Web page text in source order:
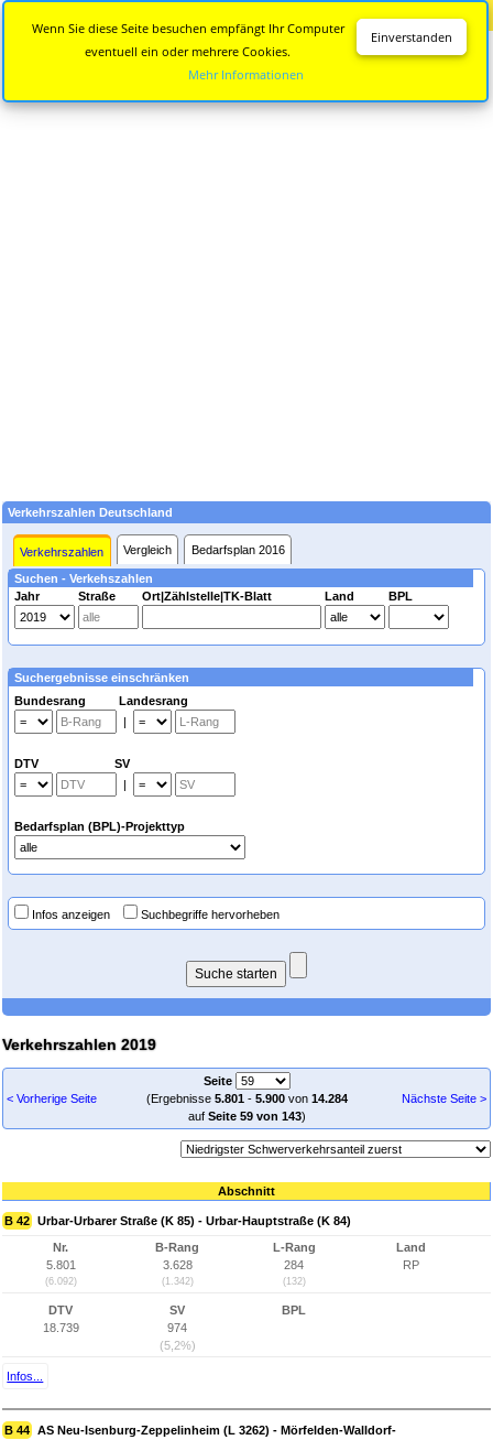
Verkehrszahlen Deutschland
Verkehrszahlen Vergleich Bedarfsplan 2016
Suchen - Verkehszahlen
Jahr
Straße Ort|Zählstelle|TK-Blatt Land BPL
Suchergebnisse einschränken
Bundesrang Landesrang
|
DTV SV
|
Bedarfsplan (BPL)-Projekttyp
Infos anzeigen Suchbegriffe hervorheben
Verkehrszahlen 2019
< Vorherige Seite
Seite
(Ergebnisse 5.801- 5.900von 14.284
auf Seite 59 von 143)
Nächste Seite >
Abschnitt
B 42 Urbar-Urbarer Straße (K 85) - Urbar-Hauptstraße (K 84)
Nr.
5.801
(6.092)
B-Rang
3.628
(1.342)
L-Rang
284
(132)
Land
RP
DTV
18.739
SV
974
(5,2%)
BPL
Infos...
B 44 AS Neu-Isenburg-Zeppelinheim (L 3262) - Mörfelden-Walldorf-
Einverstanden
Wenn Sie diese Seite besuchen empfängt Ihr Computer
eventuell ein oder mehrere Cookies.
Mehr Informationen